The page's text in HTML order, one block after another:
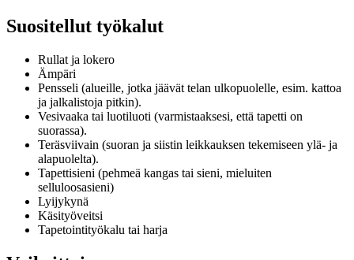
Suositellut työkalut
Rullat ja lokero
Ämpäri
Pensseli (alueille, jotka jäävät telan ulkopuolelle, esim. kattoa
ja jalkalistoja pitkin).
Vesivaaka tai luotiluoti (varmistaaksesi, että tapetti on
suorassa).
Teräsviivain (suoran ja siistin leikkauksen tekemiseen ylä- ja
alapuolelta).
Tapettisieni (pehmeä kangas tai sieni, mieluiten
selluloosasieni)
Lyijykynä
Käsityöveitsi
Tapetointityökalu tai harja